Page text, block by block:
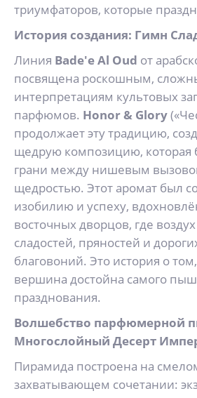
триумфаторов, которые
История создания: Гимн
Линия Bade'e Al Oud от
посвящена роскошным,
интерпретациям культовых
парфюмов. Honor & Glory
продолжает эту традицию,
щедрую композицию, которая
грани между нишевым
щедростью. Этот аромат был
изобилию и успеху,
восточных дворцов, где воздух
сладостей, пряностей и
благовоний. Это история о
вершина достойна самого
празднования.
Волшебство парфюмерной
Многослойный Десерт
Пирамида построена на
захватывающем сочетании: